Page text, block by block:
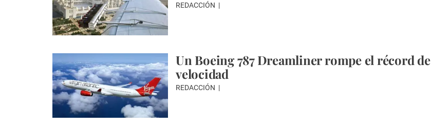
REDACCIÓN
Un Boeing 787 Dreamliner rompe el récord de
velocidad
REDACCIÓN